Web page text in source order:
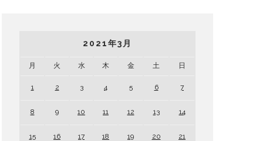
2021年3月
月 火 水 木 金 土 日
1 2 3 4 5 6 7
8 9 10 11 12 13 14
15 16 17 18 19 20 21